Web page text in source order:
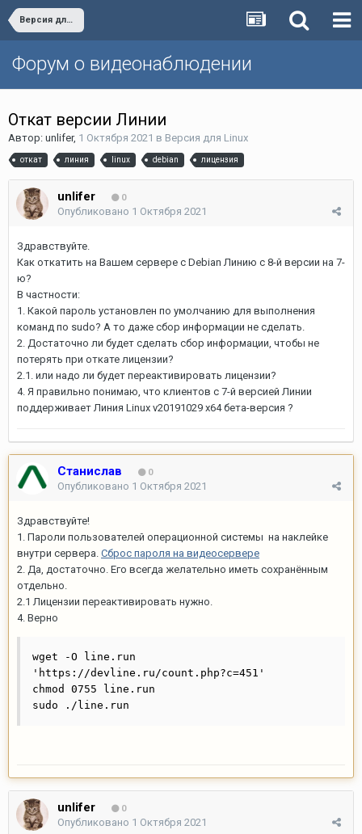
Версия для Linux
Форум о видеонаблюдении
Откат версии Линии
Автор: unlifer, 1 Октября 2021 в Версия для Linux
откат линия linux debian лицензия
unlifer 0
Опубликовано 1 Октября 2021
Здравствуйте.
Как откатить на Вашем сервере с Debian Линию с 8-й версии на 7-
ю?
В частности:
1. Какой пароль установлен по умолчанию для выполнения
команд по sudo? А то даже сбор информации не сделать.
2. Достаточно ли будет сделать сбор информации, чтобы не
потерять при откате лицензии?
2.1. или надо ли будет переактивировать лицензии?
4. Я правильно понимаю, что клиентов с 7-й версией Линии
поддерживает Линия Linux v20191029 x64 бета-версия ?
Станислав 0
Опубликовано 1 Октября 2021
Здравствуйте!
1. Пароли пользователей операционной системы на наклейке
внутри сервера. Сброс пароля на видеосервере
2. Да, достаточно. Его всегда желательно иметь сохранённым
отдельно.
2.1 Лицензии переактивировать нужно.
4. Верно
wget -O line.run
'https://devline.ru/count.php?c=451'
chmod 0755 line.run
sudo ./line.run
unlifer 0
Опубликовано 1 Октября 2021